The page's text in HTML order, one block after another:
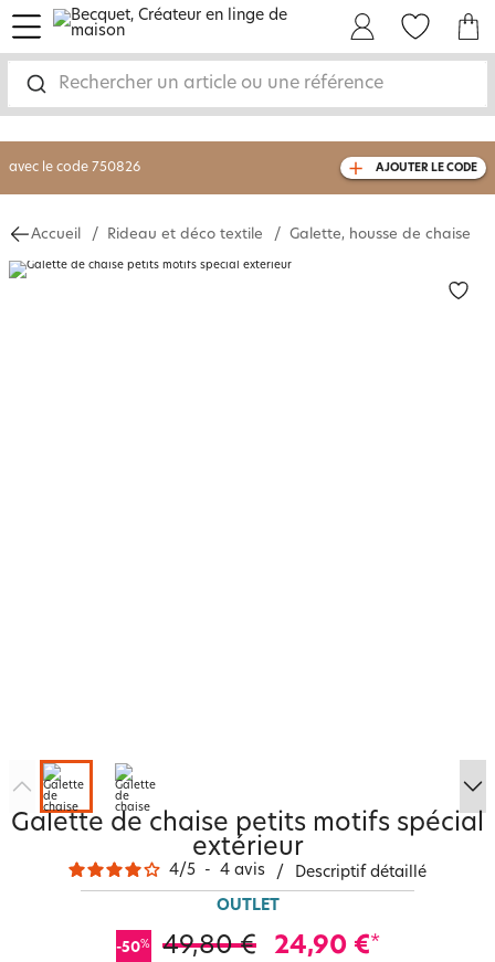
Rechercher un article ou une référence
menu
-30% sur votre commandedès 2 articles
livraison GRATUITEdès 110€ d'achat
avec le code 750826 AJOUTER LE CODE
Accueil Rideau et déco textile Galette, housse de chaise
Galette de chaise petits motifs spécial
extérieur
4/5 - 4 avis / Descriptif détaillé
OUTLET
-50% 49,80 € 24,90 €*